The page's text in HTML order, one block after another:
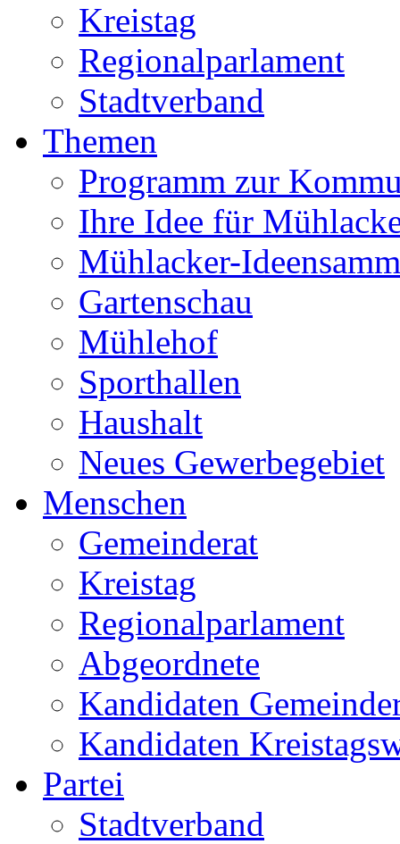
Kreistag
Regionalparlament
Stadtverband
Themen
Programm zur
Ihre Idee für
Mühlacker-
Gartenschau
Mühlehof
Sporthallen
Haushalt
Neues Gewerbegebiet
Menschen
Gemeinderat
Kreistag
Regionalparlament
Abgeordnete
Kandidaten
Kandidaten
Partei
Stadtverband